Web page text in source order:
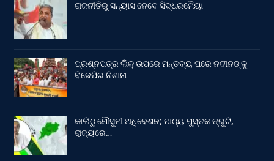
ରାଜନୀତିରୁ ସନ୍ୟାସ ନେବେ ସିଦ୍ଧରମୈୟା
ପ୍ରଶ୍ନପତ୍ର ଲିକ୍ ଉପରେ ମନ୍ତବ୍ୟ ପରେ ନବୀନଙ୍କୁ
ବିଜେପିର ନିଶାନା
କାଲିଠୁ ମୌସୁମୀ ଅଧିବେଶନ; ପାଠ୍ୟ ପୁସ୍ତକ ତ୍ରୁଟି,
ରାଜ୍ୟରେ…